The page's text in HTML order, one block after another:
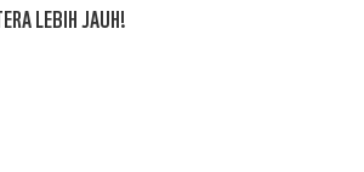
LEBIH JAUH!